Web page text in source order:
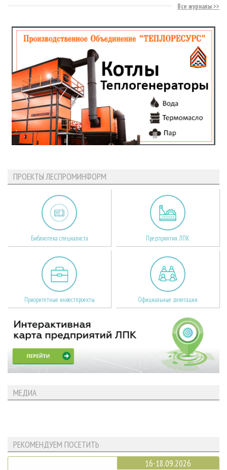
Все журналы
ПРОЕКТЫ ЛЕСПРОМИНФОРМ
Библиотека специалиста Предприятия ЛПК
Приоритетные инвестпроекты Официальные делегации
МЕДИА
РЕКОМЕНДУЕМ ПОСЕТИТЬ
16-18.09.2026